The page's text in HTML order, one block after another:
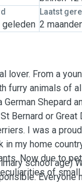
geleden
Laatst
2
lover. From a
furry animals of
Shepard
Bernard or Great
I was a
my home
Now due to
of
school age)
Everyone